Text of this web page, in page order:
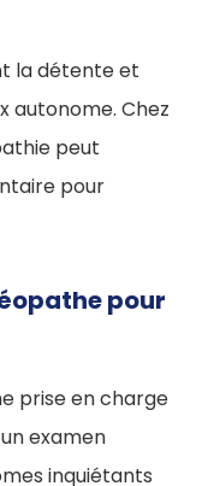
la détente et
autonome. Chez
peut
pour
pour
prise en charge
examen
inquiétants